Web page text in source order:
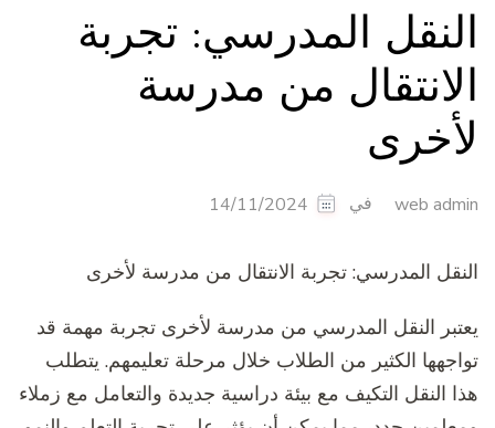
النقل المدرسي: تجربة
الانتقال من مدرسة
لأخرى
web admin في 14/11/2024
النقل المدرسي: تجربة الانتقال من مدرسة لأخرى
يعتبر النقل المدرسي من مدرسة لأخرى تجربة مهمة قد
تواجهها الكثير من الطلاب خلال مرحلة تعليمهم. يتطلب
هذا النقل التكيف مع بيئة دراسية جديدة والتعامل مع زملاء